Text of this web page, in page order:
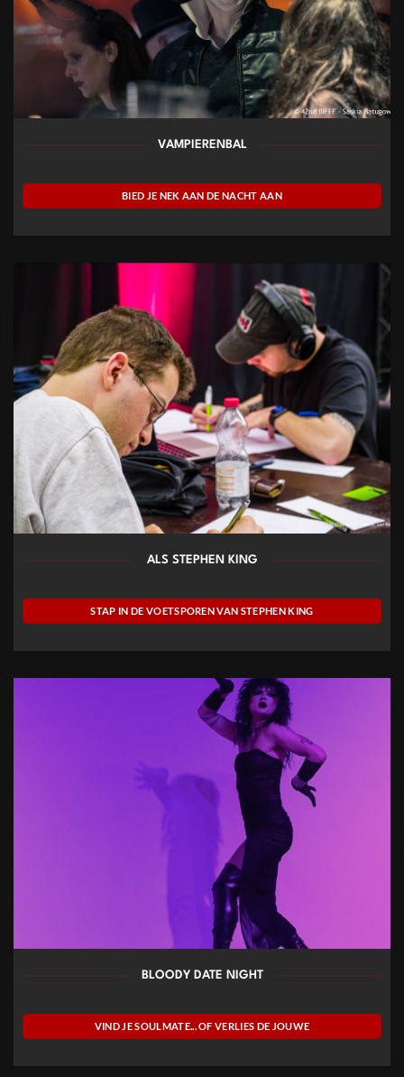
VAMPIERENBAL
BIED JE NEK AAN DE NACHT AAN
ALS STEPHEN KING
STAP IN DE VOETSPOREN VAN STEPHEN KING
BLOODY DATE NIGHT
VIND JE SOULMATE... OF VERLIES DE JOUWE